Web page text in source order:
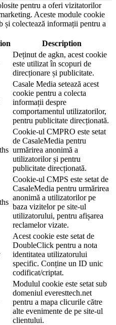
pentru a oferi vizitatorilor
Aceste module cookie
și colectează informații pentru a
Description
Deținut de agkn, acest cookie
este utilizat în scopuri de
direcționare și publicitate.
Casale Media setează acest
cookie pentru a colecta
informații despre
comportamentul utilizatorilor,
pentru publicitate direcționată.
Cookie-ul CMPRO este setat
de CasaleMedia pentru
urmărirea anonimă a
utilizatorilor și pentru
publicitate direcționată.
Cookie-ul CMPS este setat de
CasaleMedia pentru urmărirea
anonimă a utilizatorilor pe
baza vizitelor pe site-ul
utilizatorului, pentru afișarea
reclamelor vizate.
Acest cookie este setat de
DoubleClick pentru a nota
identitatea utilizatorului
specific. Conține un ID unic
codificat/criptat.
Modulul cookie este setat sub
domeniul everesttech.net
pentru a mapa clicurile către
alte evenimente de pe site-ul
clientului.